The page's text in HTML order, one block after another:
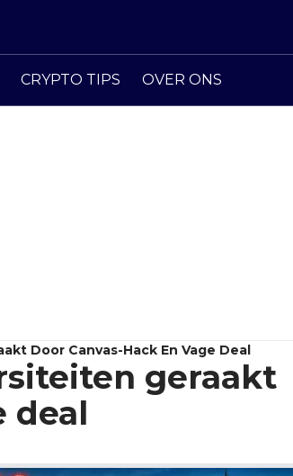
CRYPTO TIPS OVER ONS
Door Canvas-Hack En Vage Deal
geraakt
deal